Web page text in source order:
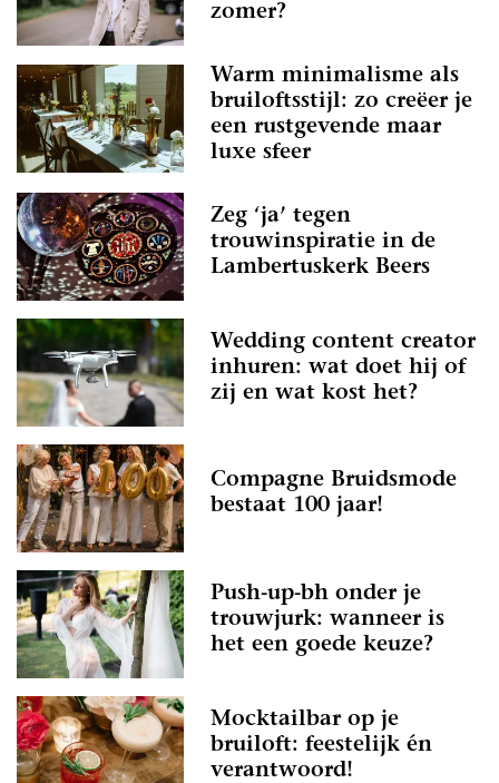
zomer?
Warm minimalisme als
bruiloftsstijl: zo creëer je
een rustgevende maar
luxe sfeer
Zeg ‘ja’ tegen
trouwinspiratie in de
Lambertuskerk Beers
Wedding content creator
inhuren: wat doet hij of
zij en wat kost het?
Compagne Bruidsmode
bestaat 100 jaar!
Push-up-bh onder je
trouwjurk: wanneer is
het een goede keuze?
Mocktailbar op je
bruiloft: feestelijk én
verantwoord!